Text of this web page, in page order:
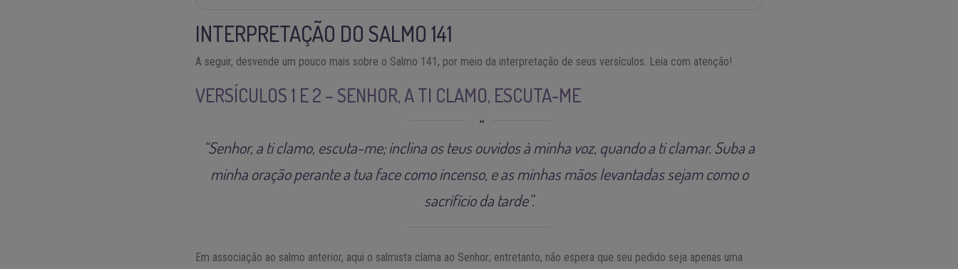
INTERPRETAÇÃO DO SALMO 141
A seguir, desvende um pouco mais sobre o Salmo 141, por meio da interpretação de seus versículos. Leia com atenção!
VERSÍCULOS 1 E 2 – SENHOR, A TI CLAMO, ESCUTA-ME
“Senhor, a ti clamo, escuta-me; inclina os teus ouvidos à minha voz, quando a ti clamar. Suba a
minha oração perante a tua face como incenso, e as minhas mãos levantadas sejam como o
sacrifício da tarde”.
Em associação ao salmo anterior, aqui o salmista clama ao Senhor; entretanto, não espera que seu pedido seja apenas uma